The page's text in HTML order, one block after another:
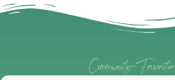
Community-Favoriten